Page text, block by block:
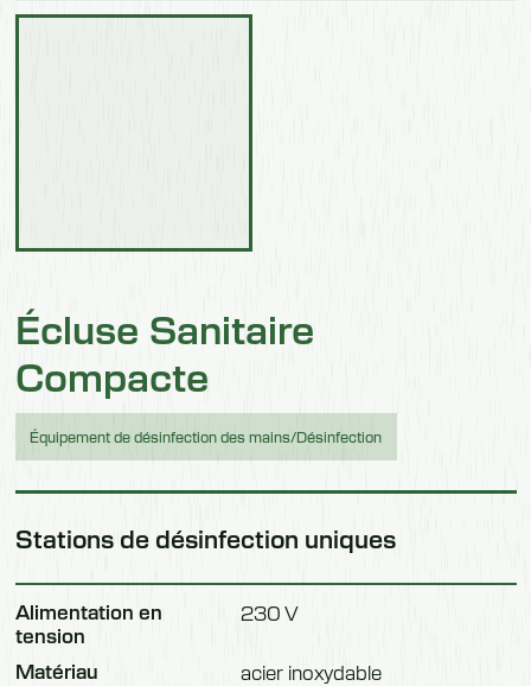
Écluse Sanitaire
Compacte
Équipement de désinfection des mains/Désinfection
Stations de désinfection uniques
Alimentation en
tension
230 V
Matériau acier inoxydable